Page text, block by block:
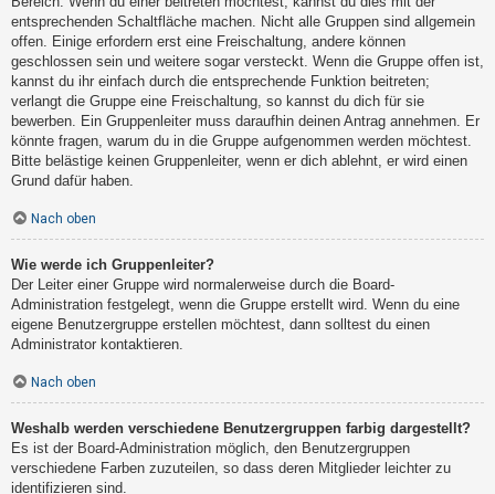
entsprechenden Schaltfläche machen. Nicht alle Gruppen sind allgemein
offen. Einige erfordern erst eine Freischaltung, andere können
geschlossen sein und weitere sogar versteckt. Wenn die Gruppe offen ist,
kannst du ihr einfach durch die entsprechende Funktion beitreten;
verlangt die Gruppe eine Freischaltung, so kannst du dich für sie
bewerben. Ein Gruppenleiter muss daraufhin deinen Antrag annehmen. Er
könnte fragen, warum du in die Gruppe aufgenommen werden möchtest.
Bitte belästige keinen Gruppenleiter, wenn er dich ablehnt, er wird einen
Grund dafür haben.
Nach oben
Wie werde ich Gruppenleiter?
Der Leiter einer Gruppe wird normalerweise durch die Board-
Administration festgelegt, wenn die Gruppe erstellt wird. Wenn du eine
eigene Benutzergruppe erstellen möchtest, dann solltest du einen
Administrator kontaktieren.
Nach oben
Weshalb werden verschiedene Benutzergruppen farbig dargestellt?
Es ist der Board-Administration möglich, den Benutzergruppen
verschiedene Farben zuzuteilen, so dass deren Mitglieder leichter zu
identifizieren sind.